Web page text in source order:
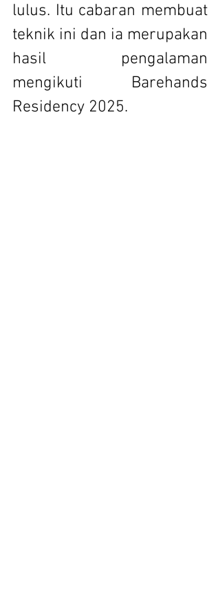
lulus. Itu cabaran membuat
teknik ini dan ia merupakan
hasil pengalaman
mengikuti Barehands
Residency 2025.